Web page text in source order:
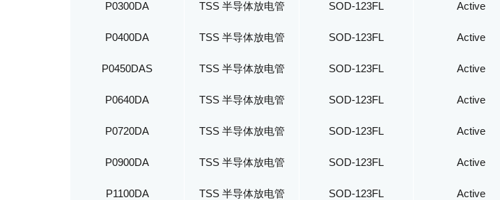
P0300DA TSS 半导体放电管 SOD-123FL Active
P0400DA TSS 半导体放电管 SOD-123FL Active
P0450DAS TSS 半导体放电管 SOD-123FL Active
P0640DA TSS 半导体放电管 SOD-123FL Active
P0720DA TSS 半导体放电管 SOD-123FL Active
P0900DA TSS 半导体放电管 SOD-123FL Active
P1100DA TSS 半导体放电管 SOD-123FL Active